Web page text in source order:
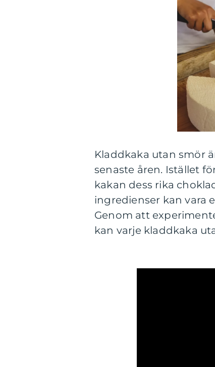
Kladdkaka utan smör
senaste åren. Istället
kakan dess rika
ingredienser kan vara
Genom att
kan varje kladdkaka